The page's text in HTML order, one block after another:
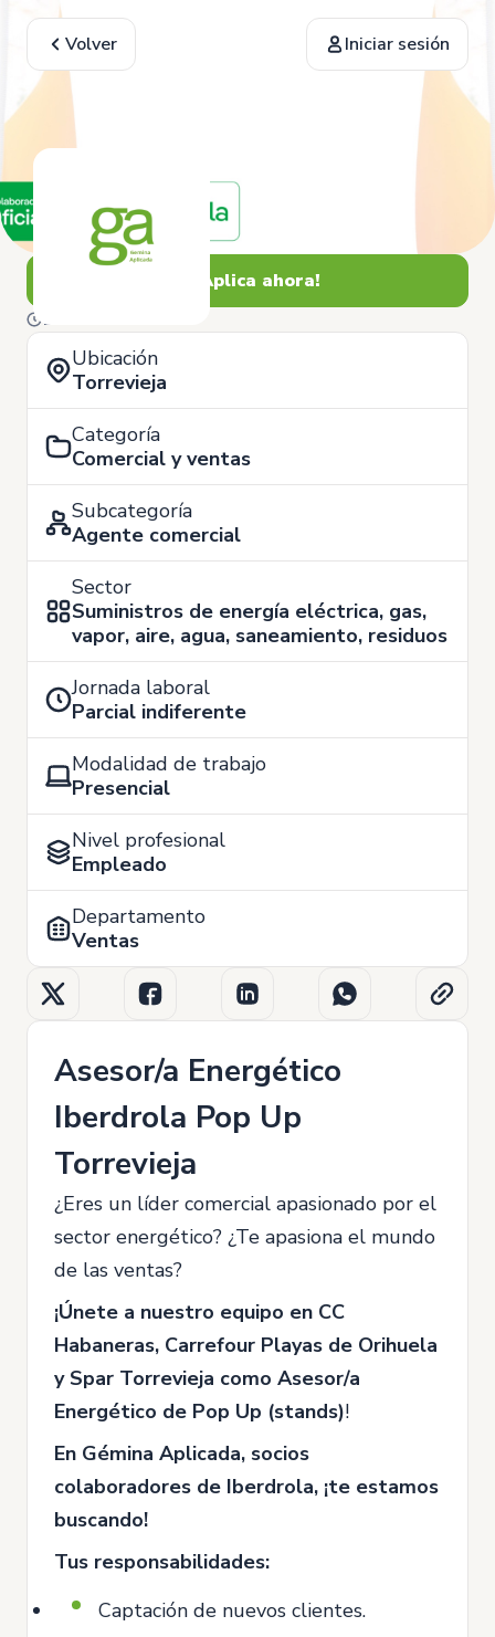
Volver Iniciar sesión
¡Aplica ahora!
12 de Junio
Ubicación
Torrevieja
Categoría
Comercial y ventas
Subcategoría
Agente comercial
Sector
Suministros de energía eléctrica, gas,
vapor, aire, agua, saneamiento, residuos
Jornada laboral
Parcial indiferente
Modalidad de trabajo
Presencial
Nivel profesional
Empleado
Departamento
Ventas
Asesor/a Energético
Iberdrola Pop Up
Torrevieja
¿Eres un líder comercial apasionado por el
sector energético? ¿Te apasiona el mundo
de las ventas?
¡Únete a nuestro equipo en CC
Habaneras, Carrefour Playas de Orihuela
y Spar Torrevieja como Asesor/a
Energético de Pop Up (stands)!
En Gémina Aplicada, socios
colaboradores de Iberdrola, ¡te estamos
buscando!
Tus responsabilidades:
Captación de nuevos clientes.